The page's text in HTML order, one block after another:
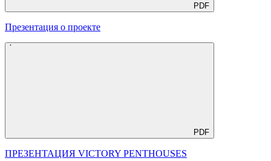
PDF
Презентация о проекте
PDF
ПРЕЗЕНТАЦИЯ VICTORY PENTHOUSES